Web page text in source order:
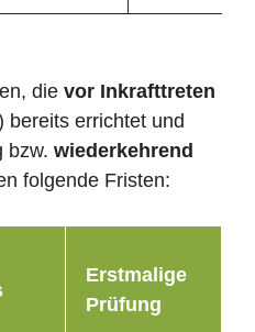
die vor Inkrafttreten
bereits errichtet und
bzw. wiederkehrend
folgende Fristen:
Erstmalige
Prüfung